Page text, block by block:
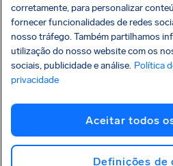
BAIXE GRÁTIS
Política de Privacidade
Ataque à cadeia de suprimentos Shai-Hulud
Copyright © 2026 AirHelp
corretamente, para personalizar
fornecer funcionalidades de redes
nosso tráfego. Também partilhamos
utilização do nosso website com os
sociais, publicidade e análise. Política
privacidade
Aceitar todos
Definições de